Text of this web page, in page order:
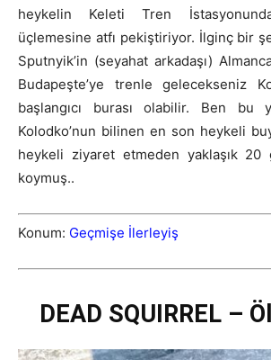
heykelin Keleti Tren
üçlemesine atfı pekiştiriyor. İlginç bir
Sputnyik’in (seyahat arkadaşı)
Budapeşte’ye trenle gelecekseniz
başlangıcı burası olabilir. Ben bu
Kolodko’nun bilinen en son heykeli
heykeli ziyaret etmeden yaklaşık 20
koymuş..
Konum: Geçmişe İlerleyiş
DEAD SQUIRREL –